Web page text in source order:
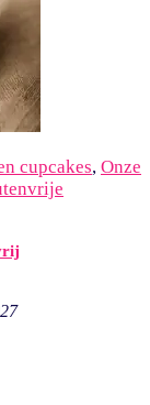
cupcakes, Onze